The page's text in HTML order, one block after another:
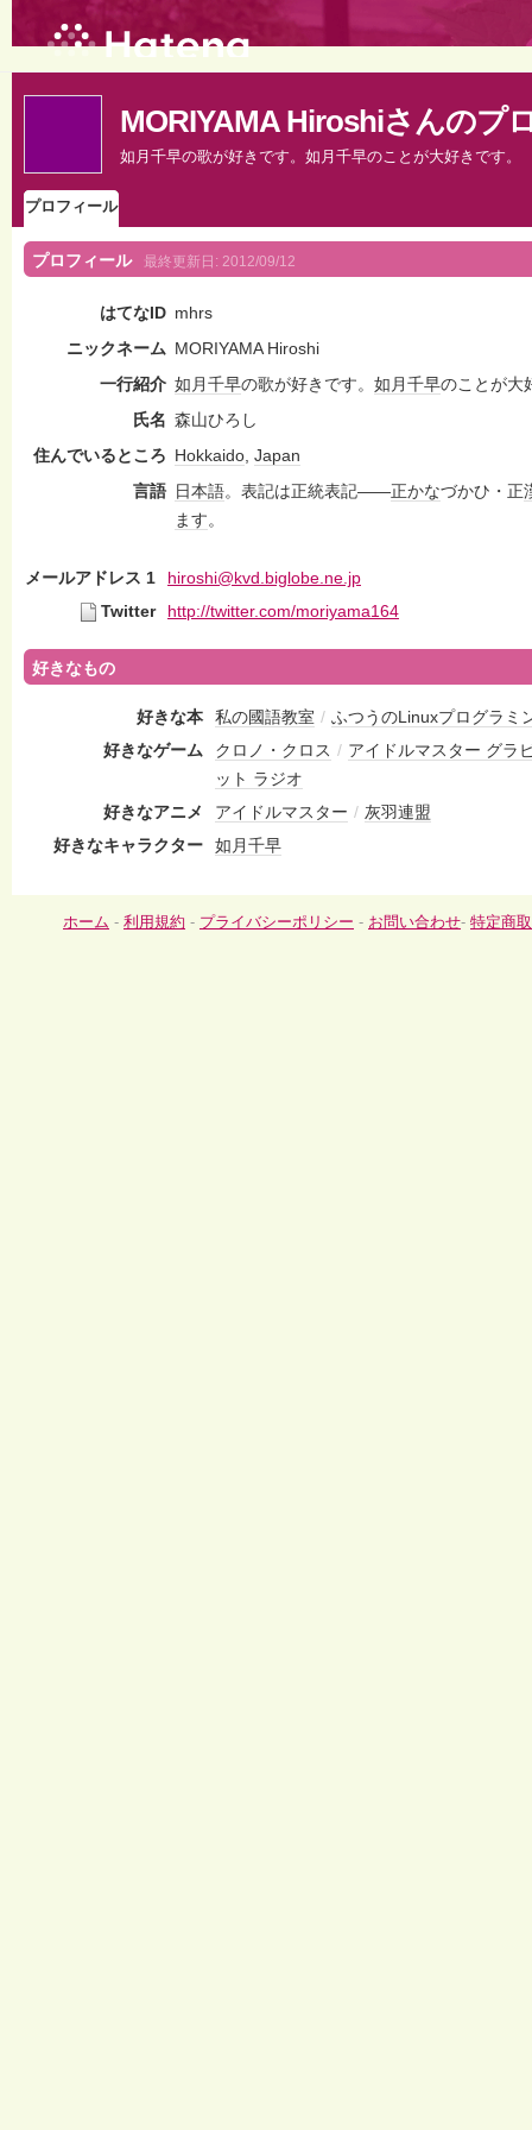
MORIYAMA Hiroshiさんのプ
如月千早の歌が好きです。如月千早のことが大好きです。
プロフィール
プロフィール 最終更新日: 2012/09/12
はてなID mhrs
ニックネーム MORIYAMA Hiroshi
一行紹介 如月千早の歌が好きです。 如月千早のことが大
氏名 森山ひろし
住んでいるところ Hokkaido, Japan
言語 日本語。表記は正統表記——正かなづかひ・正
ます。
メールアドレス 1
hiroshi@kvd.biglobe.ne.jp
Twitter
http://twitter.com/moriyama164
好きなもの
好きな本 私の國語教室 / ふつうのLinuxプログラミ
好きなゲーム
クロノ・クロス / アイドルマスター グラ
ット ラジオ
好きなアニメ
アイドルマスター / 灰羽連盟
好きなキャラクター
如月千早
ホーム - 利用規約 - プライバシーポリシー - お問い合わせ- 特定商